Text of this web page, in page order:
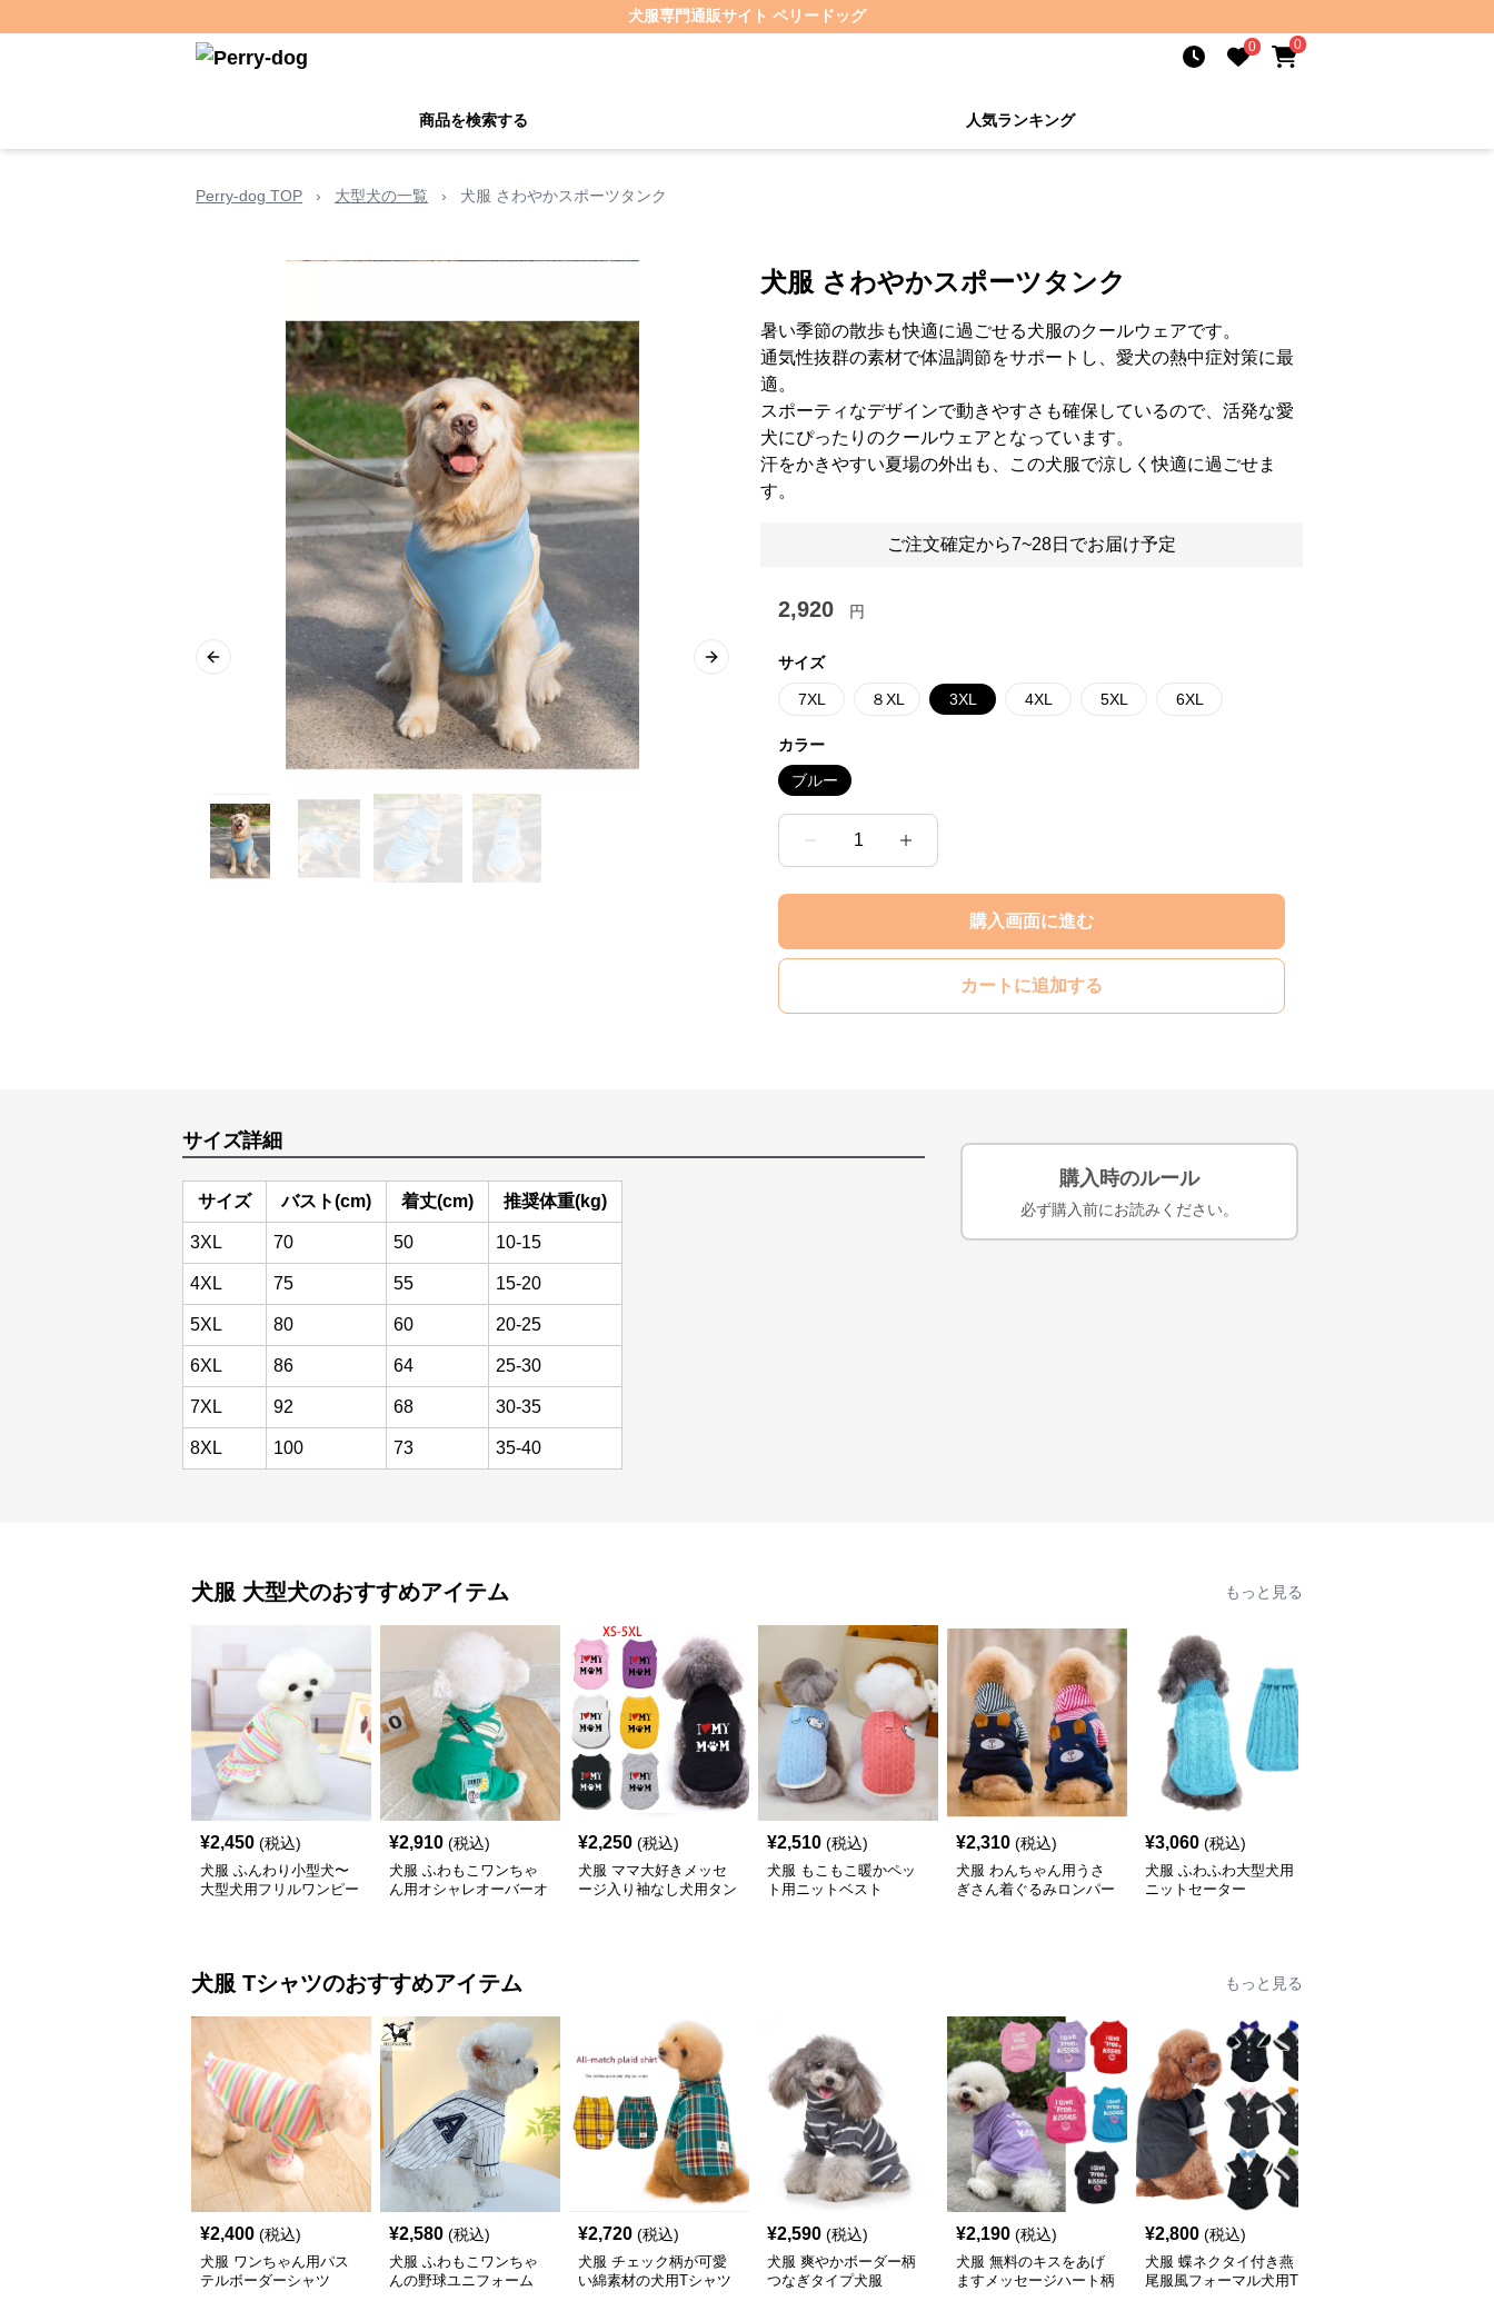
犬服専門通販サイト ペリードッグ
0 0
商品を検索する 人気ランキング
Perry-dog TOP › 大型犬の一覧 › 犬服 さわやかスポーツタンク
Previous slide Next slide
犬服 さわやかスポーツタンク
暑い季節の散歩も快適に過ごせる犬服のクールウェアです。
通気性抜群の素材で体温調節をサポートし、愛犬の熱中症対策に最
適。
スポーティなデザインで動きやすさも確保しているので、活発な愛
犬にぴったりのクールウェアとなっています。
汗をかきやすい夏場の外出も、この犬服で涼しく快適に過ごせま
す。
ご注文確定から7~28日でお届け予定
2,920 円
サイズ
7XL ８XL 3XL 4XL 5XL 6XL
カラー
ブルー
1
購入画面に進む
カートに追加する
サイズ詳細
サイズ バスト(cm) 着丈(cm) 推奨体重(kg)
3XL 70 50 10-15
4XL 75 55 15-20
5XL 80 60 20-25
6XL 86 64 25-30
7XL 92 68 30-35
8XL 100 73 35-40
購入時のルール
必ず購入前にお読みください。
犬服 大型犬のおすすめアイテム もっと見る
¥2,450 (税込)
犬服 ふんわり小型犬〜
大型犬用フリルワンピー
¥2,910 (税込)
犬服 ふわもこワンちゃ
ん用オシャレオーバーオ
¥2,250 (税込)
犬服 ママ大好きメッセ
ージ入り袖なし犬用タン
¥2,510 (税込)
犬服 もこもこ暖かペッ
ト用ニットベスト
¥2,310 (税込)
犬服 わんちゃん用うさ
ぎさん着ぐるみロンパー
¥3,060 (税込)
犬服 ふわふわ大型犬用
ニットセーター
犬服 Tシャツのおすすめアイテム もっと見る
¥2,400 (税込)
犬服 ワンちゃん用パス
テルボーダーシャツ
¥2,580 (税込)
犬服 ふわもこワンちゃ
んの野球ユニフォーム
¥2,720 (税込)
犬服 チェック柄が可愛
い綿素材の犬用Tシャツ
¥2,590 (税込)
犬服 爽やかボーダー柄
つなぎタイプ犬服
¥2,190 (税込)
犬服 無料のキスをあげ
ますメッセージハート柄
¥2,800 (税込)
犬服 蝶ネクタイ付き燕
尾服風フォーマル犬用T